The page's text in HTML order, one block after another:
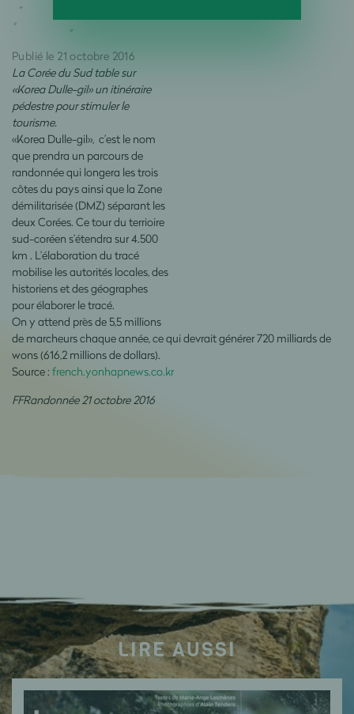
Publié le 21 octobre 2016
La Corée du Sud table sur
«Korea Dulle-gil» un itinéraire
pédestre pour stimuler le
tourisme.
«Korea Dulle-gil», c’est le nom
que prendra un parcours de
randonnée qui longera les trois
côtes du pays ainsi que la Zone
démilitarisée (DMZ) séparant les
deux Corées. Ce tour du terrioire
sud-coréen s’étendra sur 4.500
km . L’élaboration du tracé
mobilise les autorités locales, des
historiens et des géographes
pour élaborer le tracé.
On y attend près de 5,5 millions
de marcheurs chaque année, ce qui devrait générer 720 milliards de
wons (616,2 millions de dollars).
Source : french.yonhapnews.co.kr
FFRandonnée 21 octobre 2016
LIRE AUSSI